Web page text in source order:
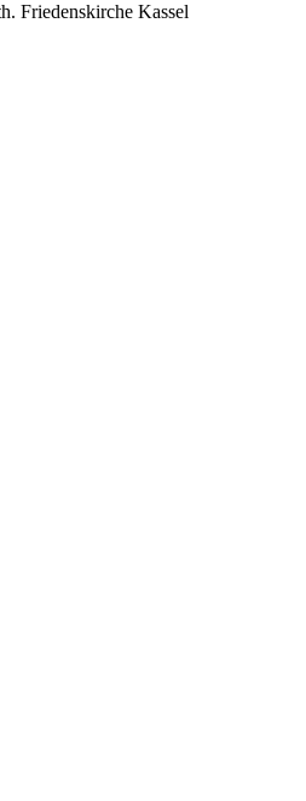
Friedenskirche Kassel